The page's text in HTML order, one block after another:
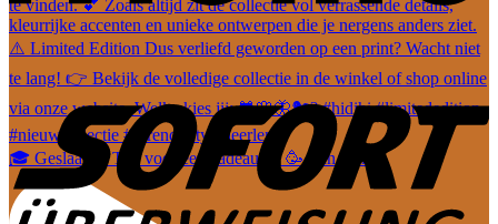
🎓 Geslaagd? Tijd voor een cadeautje! 🥳 Van leuke